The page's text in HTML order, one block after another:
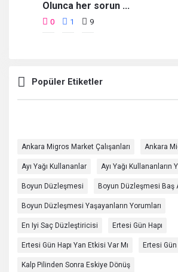
Olunca her sorun ...
0 1 9
Popüler Etiketler
Ankara Migros Market Çalışanları Ankara
Ayı Yağı Kullananlar Ayı Yağı Kullananların
Boyun Düzleşmesi Boyun Düzleşmesi Baş
Boyun Düzleşmesi Yaşayanların Yorumları
En Iyi Saç Düzleştiricisi Ertesi Gün Hapı
Ertesi Gün Hapı Yan Etkisi Var Mı Ertesi Gün
Kalp Pilinden Sonra Eskiye Dönüş